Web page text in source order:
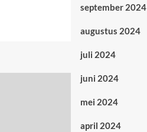
september 2024
augustus 2024
juli 2024
juni 2024
mei 2024
april 2024